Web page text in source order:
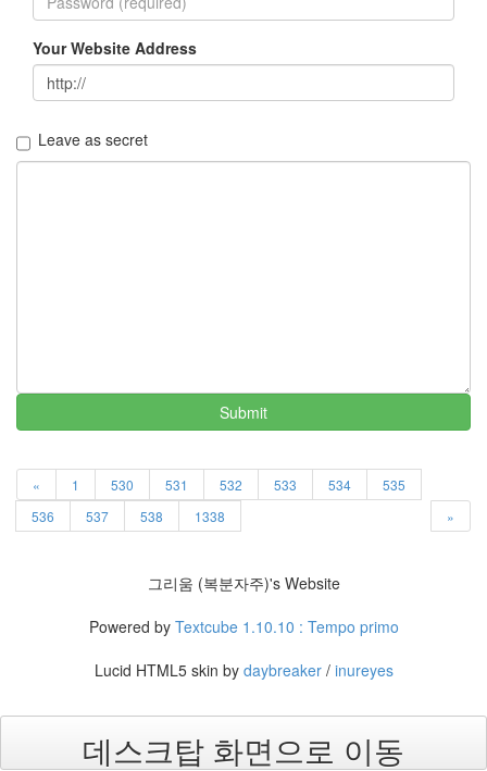
Your Website Address
Leave as secret
Submit
« 1 530 531 532 533 534
535
536
537 538 1338 »
Todo
0
사
는
야
기
관
야
기
70
일
그리움 (복분자주)'s Website
Powered by Textcube 1.10.10 : Tempo primo
Lucid HTML5 skin by daybreaker/ inureyes
데스크탑 화면으로 이동